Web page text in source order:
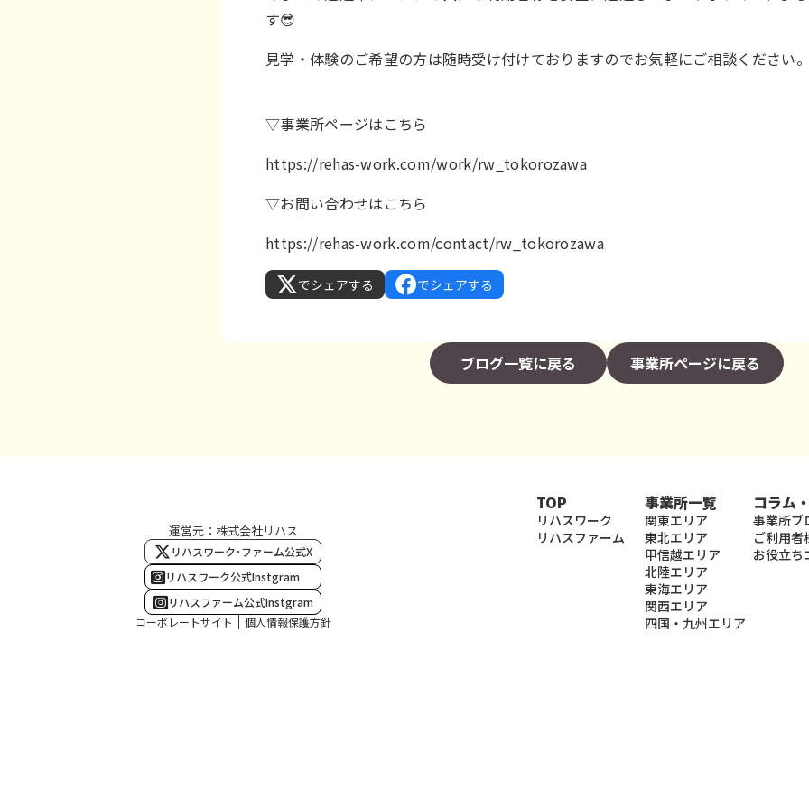
す😎
見学・体験のご希望の方は随時受け付けておりますのでお気軽にご相談ください
▽事業所ページはこちら
https://rehas-work.com/work/rw_tokorozawa
▽お問い合わせはこちら
https://rehas-work.com/contact/rw_tokorozawa
でシェアする でシェアする
ブログ一覧に戻る 事業所ページに戻る
運営元：株式会社リハス
リハスワーク･ファーム公式X
リハスワーク公式Instgram
リハスファーム公式Instgram
コーポレートサイト
個人情報保護方針
TOP
リハスワーク
リハスファーム
事業所一覧
関東エリア
東北エリア
甲信越エリア
北陸エリア
東海エリア
関西エリア
四国・九州エリア
コラム
事業所ブ
ご利用者
お役立ち